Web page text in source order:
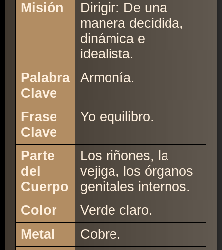
Misión
Dirigir: De una
manera decidida,
dinámica e
idealista.
Palabra
Clave
Armonía.
Frase
Clave
Yo equilibro.
Parte
del
Cuerpo
Los riñones, la
vejiga, los órganos
genitales internos.
Color
Verde claro.
Metal
Cobre.